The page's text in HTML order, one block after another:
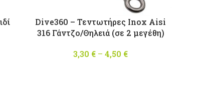
Dive360 – Τεντωτήρες Inox Aisi
316 Γάντζο/Θηλειά (σε 2 μεγέθη)
3,30 € – 4,50 €